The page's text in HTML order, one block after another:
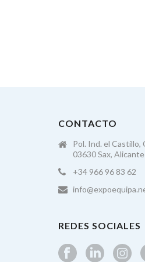
CONTACTO
Pol. Ind. el Castillo,
03630 Sax, Alicante
+34 966 96 83 62
REDES SOCIALES